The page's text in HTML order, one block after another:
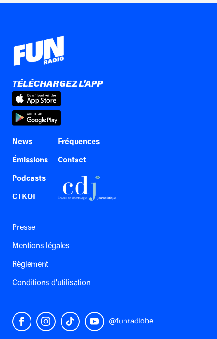
TÉLÉCHARGEZ L'APP
News
Émissions
Podcasts
CTKOI
Fréquences
Contact
Presse
Mentions légales
Règlement
Conditions d'utilisation
@funradiobe